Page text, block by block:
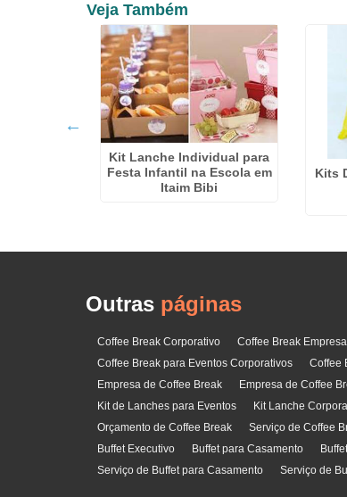
Veja Também
Kit Lanche Individual para
Festa Infantil na Escola em
Itaim Bibi
Kits
Outras páginas
Coffee Break Corporativo Coffee Break
Coffee Break para Eventos Corporativos
Coffee
Empresa de Coffee Break
Empresa de Coffee
Kit de Lanches para Eventos
Kit Lanche
Orçamento de Coffee Break
Serviço de Coffee
Buffet Executivo
Buffet para Casamento
Serviço de Buffet para Casamento
Serviço de